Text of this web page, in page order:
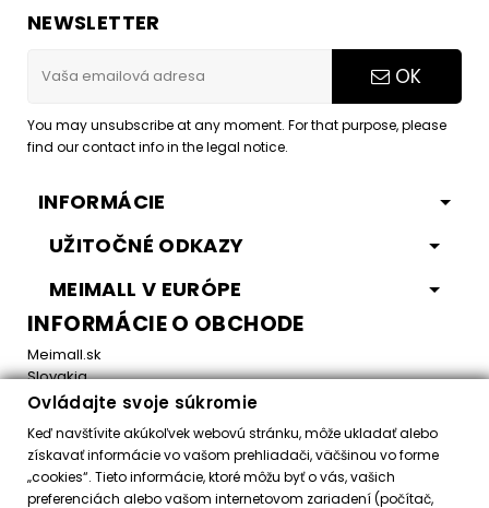
NEWSLETTER
OK
You may unsubscribe at any moment. For that purpose, please
find our contact info in the legal notice.
INFORMÁCIE
UŽITOČNÉ ODKAZY
MEIMALL V EURÓPE
INFORMÁCIE O OBCHODE
Meimall.sk
Slovakia
Email:office@meimall.sk
Control your Privacy
Ovládajte svoje súkromie
Keď navštívite akúkoľvek webovú stránku, môže ukladať alebo
získavať informácie vo vašom prehliadači, väčšinou vo forme
„cookies“. Tieto informácie, ktoré môžu byť o vás, vašich
preferenciách alebo vašom internetovom zariadení (počítač,